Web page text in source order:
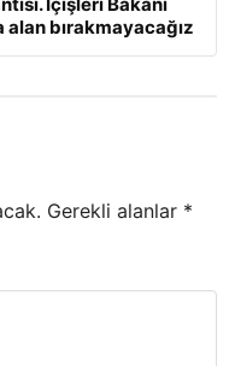
alan bırakmayacağız
Gerekli alanlar *